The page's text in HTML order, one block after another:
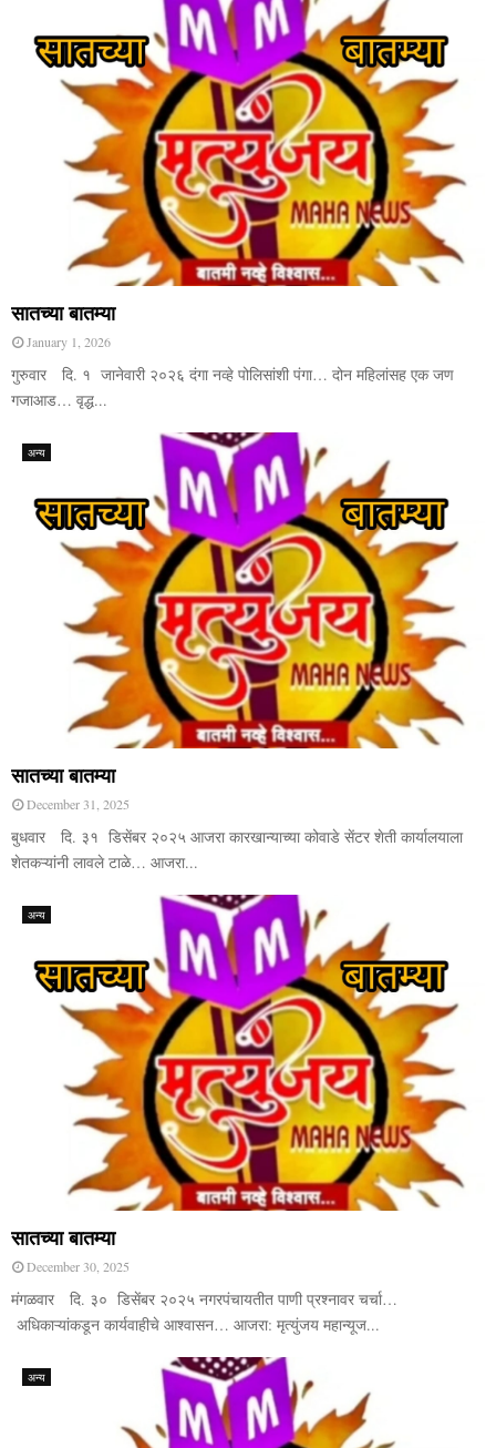
सातच्या बातम्या
January 1, 2026
गुरुवार दि. १ जानेवारी २०२६ दंगा नव्हे पोलिसांशी पंगा… दोन महिलांसह एक जण
गजाआड… वृद्ध...
अन्य
सातच्या बातम्या
December 31, 2025
बुधवार दि. ३१ डिसेंबर २०२५ आजरा कारखान्याच्या कोवाडे सेंटर शेती कार्यालयाला
शेतकऱ्यांनी लावले टाळे… आजरा...
अन्य
सातच्या बातम्या
December 30, 2025
मंगळवार दि. ३० डिसेंबर २०२५ नगरपंचायतीत पाणी प्रश्नावर चर्चा…
अधिकाऱ्यांकडून कार्यवाहीचे आश्वासन… आजरा: मृत्युंजय महान्यूज...
अन्य